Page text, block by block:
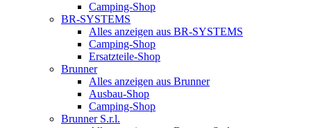
Camping-Shop
BR-SYSTEMS
Alles anzeigen aus BR-SYSTEMS
Camping-Shop
Ersatzteile-Shop
Brunner
Alles anzeigen aus Brunner
Ausbau-Shop
Camping-Shop
Brunner S.r.l.